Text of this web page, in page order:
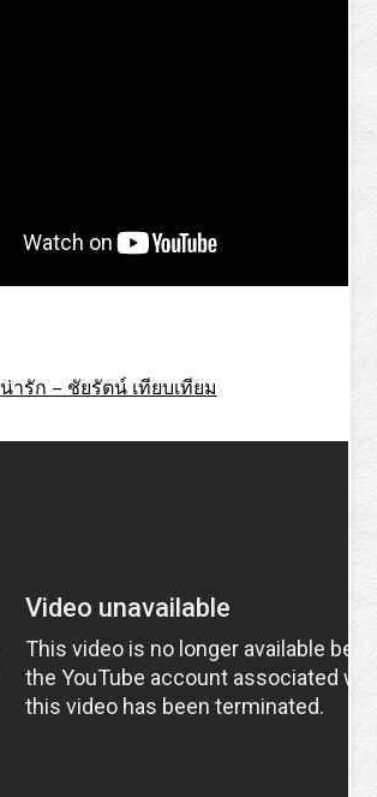
น่ารัก – ชัยรัตน์ เทียบเทียม